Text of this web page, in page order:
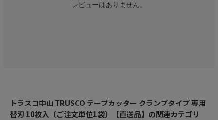
レビューはありません。
トラスコ中山 TRUSCO テープカッター クランプタイプ 専用
替刃 10枚入（ご注文単位1袋）【直送品】の関連カテゴリ